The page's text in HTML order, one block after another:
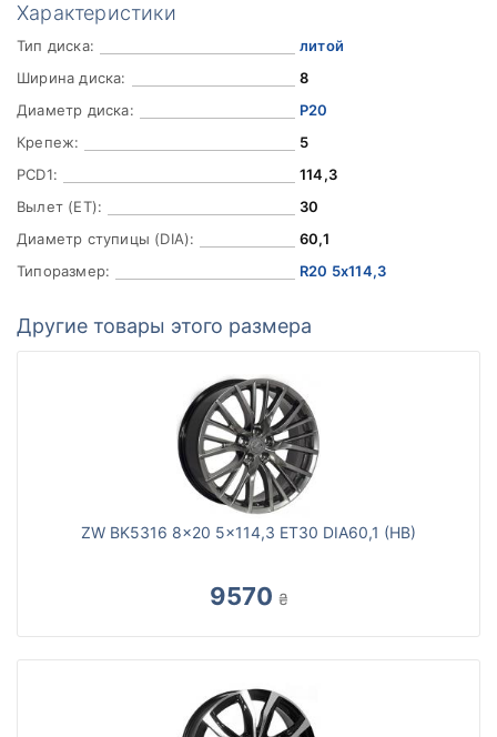
Характеристики
Тип диска:
литой
Ширина диска:
8
Диаметр диска:
Р20
Крепеж:
5
PCD1:
114,3
Вылет (ET):
30
Диаметр ступицы (DIA):
60,1
Типоразмер:
R20 5x114,3
Другие товары этого размера
ZW BK5316 8x20 5x114,3 ET30 DIA60,1 (HB)
9570 ₴